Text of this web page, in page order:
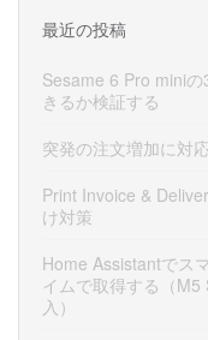
最近の投稿
Sesame 6 Pro mini
きるか検証する
突発の注文増加に対
Print Invoice &
け対策
Home Assistantでス
イムで取得する（
入）